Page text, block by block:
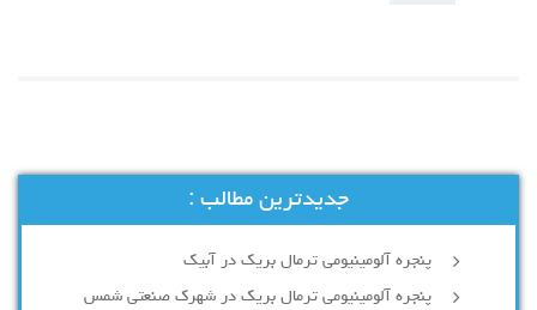
جدیدترین مطالب :
پنجره آلومینیومی ترمال بریک در آبیک
پنجره آلومینیومی ترمال بریک در شهرک صنعتی شمس